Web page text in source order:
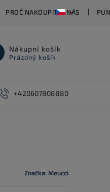
PROČ NAKOUPIT U NÁS
Nákupní košík
Prázdný košík
PIERCING
+420607808880
Značka: Meucci